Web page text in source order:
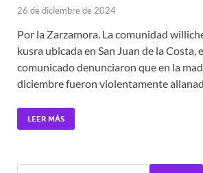
26 de diciembre de 2024
Por la Zarzamora. La comunidad
kusra ubicada en San Juan de la Costa,
comunicado denunciaron que en la
diciembre fueron violentamente
LEER MÁS